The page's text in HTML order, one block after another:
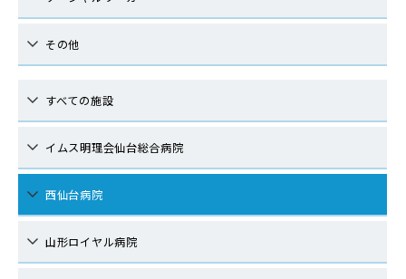
その他
すべての施設
イムス明理会仙台総合病院
西仙台病院
山形ロイヤル病院